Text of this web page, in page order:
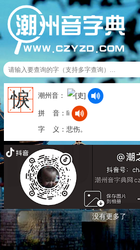
悷 潮州音：
拼 音：lì
字 义：悲伤。
没有更多了